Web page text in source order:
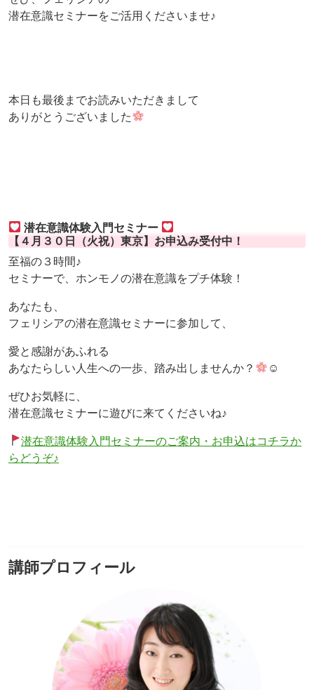
潜在意識セミナーをご活用くださいませ♪
本日も最後までお読みいただきまして
ありがとうございました
潜在意識体験入門セミナー
【４月３０日（火祝）東京】お申込み受付中！
至福の３時間♪
セミナーで、ホンモノの潜在意識をプチ体験！
あなたも、
フェリシアの潜在意識セミナーに参加して、
愛と感謝があふれる
あなたらしい人生への一歩、踏み出しませんか？
☺
ぜひお気軽に、
潜在意識セミナーに遊びに来てくださいね♪
潜在意識体験入門セミナーのご案内・お申込はコチラか
らどうぞ♪
講師プロフィール